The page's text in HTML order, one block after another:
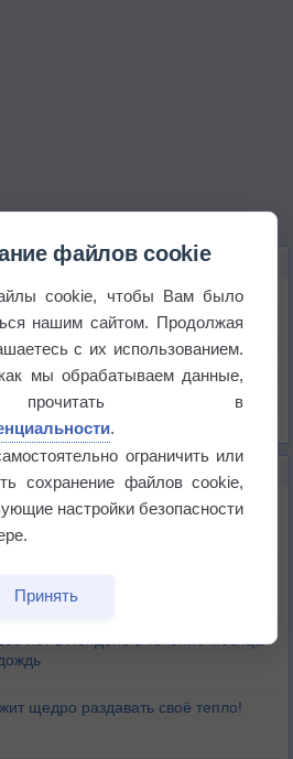
воздуха в ОАЭ превысила
лет в Лондоне в течение месяца
щедро раздавать своё тепло!
файлов cookie
cookie, чтобы Вам было
нашим сайтом. Продолжая
с их использованием.
мы обрабатываем данные,
в
.
ограничить или
сохранение файлов cookie,
настройки безопасности
Принять